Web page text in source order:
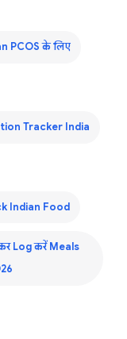
PCOS के लिए
Tracker India
Indian Food
Log करें Meals